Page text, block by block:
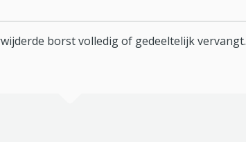
borst volledig of gedeeltelijk